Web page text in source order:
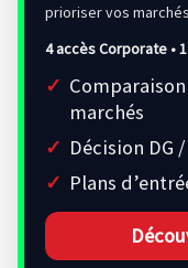
prioriser vos
4 accès Corporate •
marchés
Décision DG
Plans